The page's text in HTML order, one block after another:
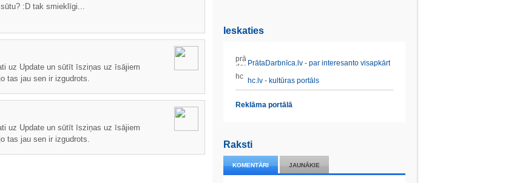
Ieskaties
PrātaDarbnīca.lv - par interesanto visapkārt
hc.lv - kultūras portāls
Reklāma portālā
Raksti
KOMENTĀRI JAUNĀKIE
:D tak smieklīgi...
uz Update un sūtīt īsziņas uz īsājiem
tas jau sen ir izgudrots.
uz Update un sūtīt īsziņas uz īsājiem
tas jau sen ir izgudrots.